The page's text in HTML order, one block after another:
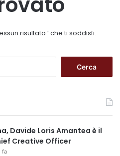
risultato ’ che ti soddisfi.
c
p
e
Davide Loris Amantea è il
Creative Officer
fa